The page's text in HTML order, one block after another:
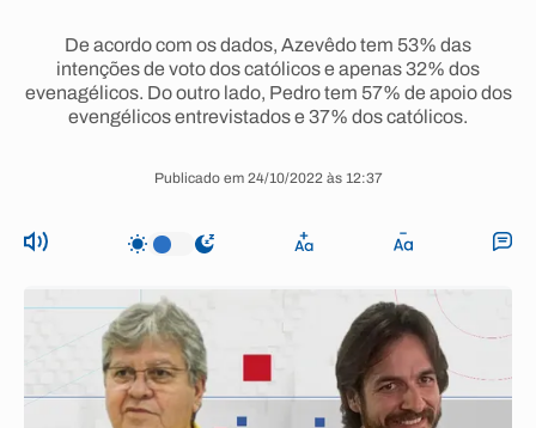
De acordo com os dados, Azevêdo tem 53% das
intenções de voto dos católicos e apenas 32% dos
evenagélicos. Do outro lado, Pedro tem 57% de apoio dos
evengélicos entrevistados e 37% dos católicos.
Publicado em 24/10/2022 às 12:37